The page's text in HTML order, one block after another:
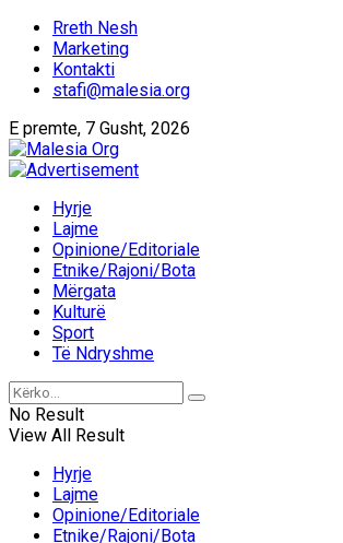
Rreth Nesh
Marketing
Kontakti
stafi@malesia.org
E premte, 7 Gusht, 2026
Hyrje
Lajme
Opinione/Editoriale
Etnike/Rajoni/Bota
Mërgata
Kulturë
Sport
Të Ndryshme
No Result
View All Result
Hyrje
Lajme
Opinione/Editoriale
Etnike/Rajoni/Bota